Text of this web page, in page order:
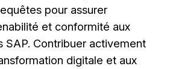
pour assurer
et conformité aux
SAP. Contribuer activement
digitale et aux